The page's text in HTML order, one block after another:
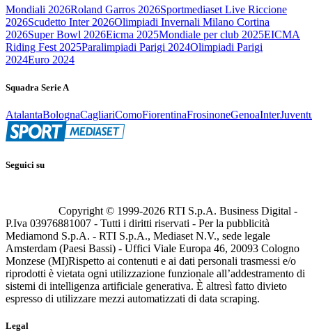
Mondiali 2026Roland Garros 2026Sportmediaset Live Riccione
2026Scudetto Inter 2026Olimpiadi Invernali Milano Cortina
2026Super Bowl 2026Eicma 2025Mondiale per club 2025EICMA
Riding Fest 2025Paralimpiadi Parigi 2024Olimpiadi Parigi
2024Euro 2024
Squadra Serie A
AtalantaBolognaCagliariComoFiorentinaFrosinoneGenoaInter
Seguici su
Copyright © 1999-2026 RTI S.p.A. Business Digital -
P.Iva 03976881007 - Tutti i diritti riservati - Per la pubblicità
Mediamond S.p.A. - RTI S.p.A., Mediaset N.V., sede legale
Amsterdam (Paesi Bassi) - Uffici Viale Europa 46, 20093 Cologno
Monzese (MI)Rispetto ai contenuti e ai dati personali trasmessi e/o
riprodotti è vietata ogni utilizzazione funzionale all’addestramento di
sistemi di intelligenza artificiale generativa. È altresì fatto divieto
espresso di utilizzare mezzi automatizzati di data scraping.
Legal